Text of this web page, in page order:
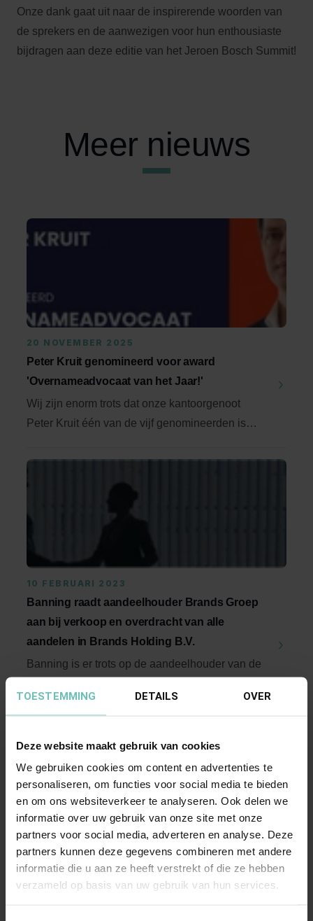
TOESTEMMING DETAILS OVER
Deze website maakt gebruik van cookies
We gebruiken cookies om content en advertenties te
personaliseren, om functies voor social media te bieden
en om ons websiteverkeer te analyseren. Ook delen we
informatie over uw gebruik van onze site met onze
partners voor social media, adverteren en analyse. Deze
partners kunnen deze gegevens combineren met andere
informatie die u aan ze heeft verstrekt of die ze hebben
verzameld op basis van uw gebruik van hun services.
Onze dank gaat uit naar de inspirerende woorden van
de sprekers en de aanwezigen voor hun enthousiaste
bijdragen aan deze editie van het Jeroen Bosch Summit!
Meer nieuws
20 NOVEMBER 2025
Peter Kruit genomineerd voor award
'Overnameadvocaat van het Jaar!'
Wij zijn enorm trots dat onze kantoorgenoot
Peter Kruit één van de vijf genomineerden is
10 FEBRUARI 2023
Banning raadt aandeelhouder Brands Groep
aan bij verkoop en overdracht van alle
aandelen in Brands Holding B.V.
Banning is er trots op de aandeelhouder van de
verkoop en ...
09 FEBRUARI 2023
Banning adviseerde de oprichter/enig